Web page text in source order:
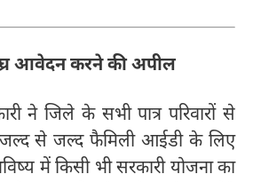
आवेदन करने की अपील
ने जिले के सभी पात्र परिवारों से
से जल्द फैमिली आईडी के लिए
में किसी भी सरकारी योजना का